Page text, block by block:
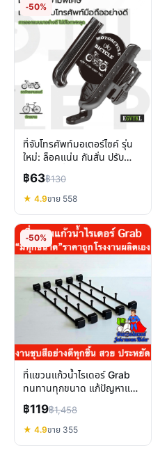
-50%
ที่จับโทรศัพท์มอเตอร์ไซค์ รุ่น
ใหม่: ล็อคแน่น กันสั่น ปรับ
360° ขับขี่มั่นใจ
฿63฿130
★ 4.9ขาย 558
-50%
ที่แขวนแก้วน้ำไรเดอร์ Grab
ทนทานทุกขนาด แก้ปัญหาแก้ว
หก งานไม่สะดุด
฿119฿1,458
★ 4.9ขาย 355